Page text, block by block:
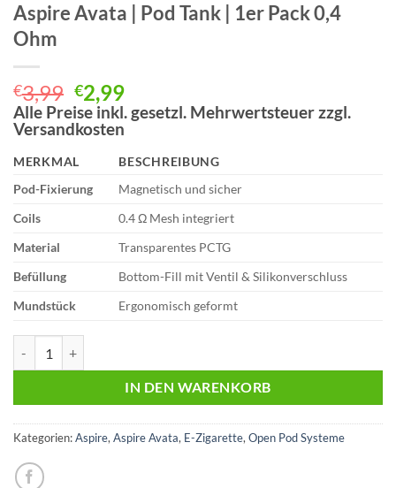
Aspire Avata | Pod Tank | 1er Pack 0,4
Ohm
€3,99 Ursprünglicher
Preis
war:
€3,99
€2,99Aktueller
Preis
€2,99.
Alle Preise inkl. gesetzl. Mehrwertsteuer zzgl.
Versandkosten
MERKMAL
BESCHREIBUNG
Pod-Fixierung
Magnetisch und sicher
Coils
0.4 Ω Mesh integriert
Material
Transparentes PCTG
Befüllung
Bottom-Fill mit Ventil & Silikonverschluss
Mundstück
Ergonomisch geformt
IN DEN WARENKORB
Kategorien:Aspire, Aspire Avata, E-Zigarette, Open Pod Systeme